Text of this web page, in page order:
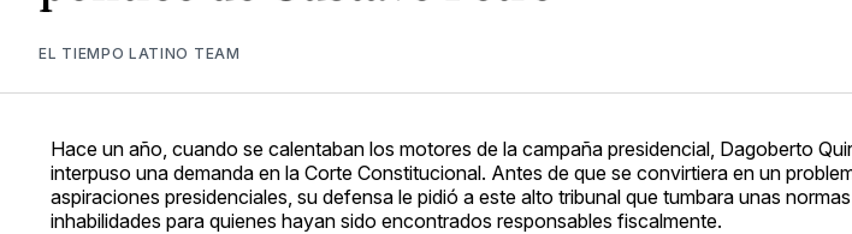
EL TIEMPO LATINO TEAM
Hace un año, cuando se calentaban los motores de la campaña presidencial, Dagoberto
interpuso una demanda en la Corte Constitucional. Antes de que se convirtiera en un
aspiraciones presidenciales, su defensa le pidió a este alto tribunal que tumbara unas
inhabilidades para quienes hayan sido encontrados responsables fiscalmente.